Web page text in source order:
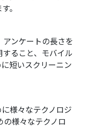
。
ンケートの長さを
ること、モバイル
短いスクリーニン
様々なテクノロジ
様々なテクノロ